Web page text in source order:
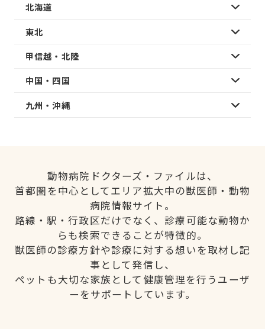
北海道
東北
甲信越・北陸
中国・四国
九州・沖縄
動物病院ドクターズ・ファイルは、
首都圏を中心としてエリア拡大中の獣医師・動物
病院情報サイト。
路線・駅・行政区だけでなく、診療可能な動物か
らも検索できることが特徴的。
獣医師の診療方針や診療に対する想いを取材し記
事として発信し、
ペットも大切な家族として健康管理を行うユーザ
ーをサポートしています。